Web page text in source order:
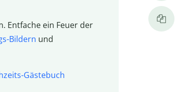
Entfache ein Feuer der
Bildern und
Gästebuch